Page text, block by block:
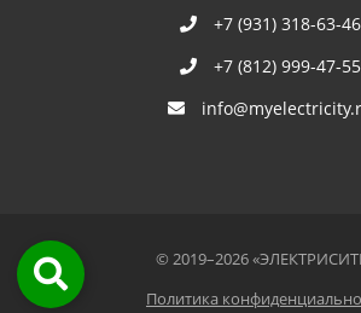
+7 (931) 318-63-46
+7 (812) 999-47-55
© 2019–2026
Политика